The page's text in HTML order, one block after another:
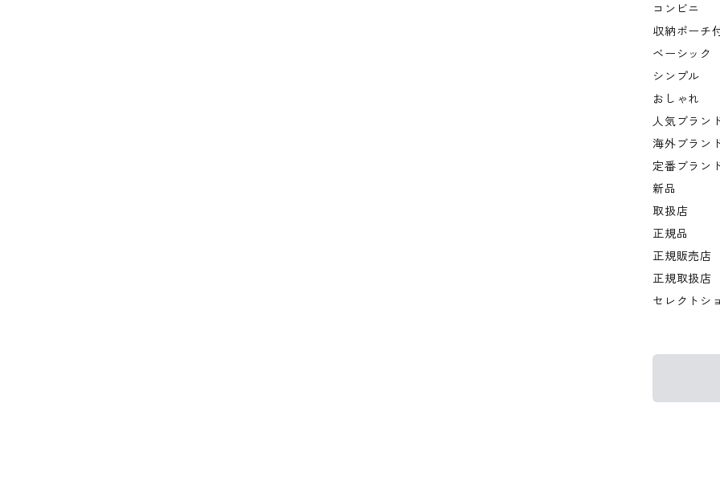
コンビニ
収納ポーチ
ベーシック
シンプル
おしゃれ
人気ブラン
海外ブラン
定番ブラン
新品
取扱店
正規品
正規販売店
正規取扱店
セレクトシ